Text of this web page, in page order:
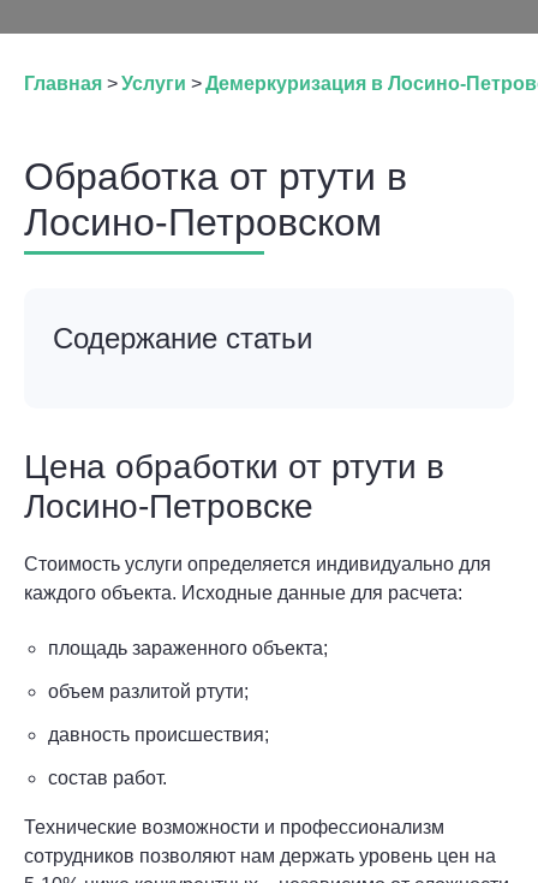
Главная >Услуги >Демеркуризация в Лосино-
Обработка от ртути в
Лосино-Петровском
Содержание статьи
Цена обработки от ртути в
Лосино-Петровске
Стоимость услуги определяется индивидуально для
каждого объекта. Исходные данные для расчета:
площадь зараженного объекта;
объем разлитой ртути;
давность происшествия;
состав работ.
Технические возможности и профессионализм
сотрудников позволяют нам держать уровень цен на